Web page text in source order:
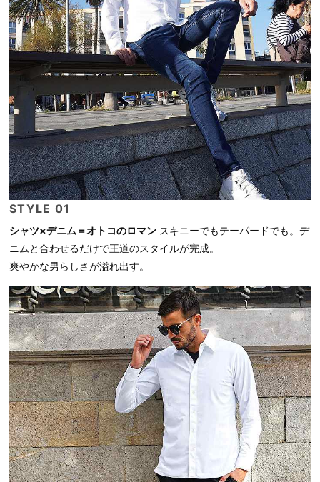
STYLE 01
シャツ×デニム＝オトコのロマン スキニーでもテーパードでも。デ
ニムと合わせるだけで王道のスタイルが完成。
爽やかな男らしさが溢れ出す。